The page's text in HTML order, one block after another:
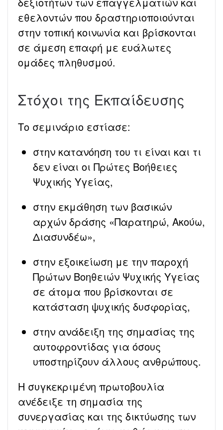
εθελοντών που δραστηριοποιούνται
στην τοπική κοινωνία και βρίσκονται
σε άμεση επαφή με ευάλωτες
ομάδες πληθυσμού.
Στόχοι της Εκπαίδευσης
Το σεμινάριο εστίασε:
στην κατανόηση του τι είναι και τι
δεν είναι οι Πρώτες Βοήθειες
Ψυχικής Υγείας,
στην εκμάθηση των βασικών
αρχών δράσης «Παρατηρώ, Ακούω,
Διασυνδέω»,
στην εξοικείωση με την παροχή
Πρώτων Βοηθειών Ψυχικής Υγείας
σε άτομα που βρίσκονται σε
κατάσταση ψυχικής δυσφορίας,
στην ανάδειξη της σημασίας της
αυτοφροντίδας για όσους
υποστηρίζουν άλλους ανθρώπους.
Η συγκεκριμένη πρωτοβουλία
ανέδειξε τη σημασία της
συνεργασίας και της δικτύωσης των